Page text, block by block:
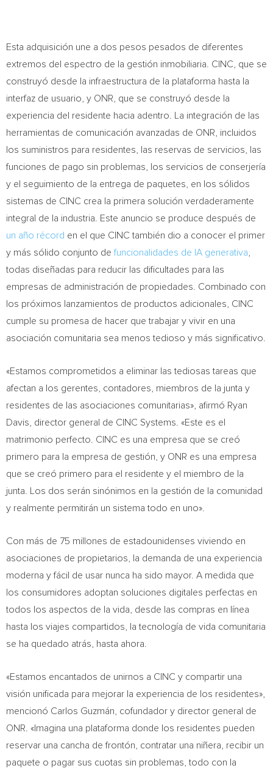
Esta adquisición une a dos pesos pesados de diferentes
extremos del espectro de la gestión inmobiliaria. CINC, que se
construyó desde la infraestructura de la plataforma hasta la
interfaz de usuario, y ONR, que se construyó desde la
experiencia del residente hacia adentro. La integración de las
herramientas de comunicación avanzadas de ONR, incluidos
los suministros para residentes, las reservas de servicios, las
funciones de pago sin problemas, los servicios de conserjería
y el seguimiento de la entrega de paquetes, en los sólidos
sistemas de CINC crea la primera solución verdaderamente
integral de la industria. Este anuncio se produce después de
un año récord en el que CINC también dio a conocer el primer
y más sólido conjunto defuncionalidades de IA generativa
todas diseñadas para reducir las dificultades para las
empresas de administración de propiedades. Combinado con
los próximos lanzamientos de productos adicionales, CINC
cumple su promesa de hacer que trabajar y vivir en una
asociación comunitaria sea menos tedioso y más significativo.
«Estamos comprometidos a eliminar las tediosas tareas que
afectan a los gerentes, contadores, miembros de la junta y
residentes de las asociaciones comunitarias», afirmó Ryan
Davis , director general de CINC Systems. «Este es el
matrimonio perfecto. CINC es una empresa que se creó
primero para la empresa de gestión, y ONR es una empresa
que se creó primero para el residente y el miembro de la
junta. Los dos serán sinónimos en la gestión de la comunidad
y realmente permitirán un sistema todo en uno».
Con más de 75 millones de estadounidenses viviendo en
asociaciones de propietarios, la demanda de una experiencia
moderna y fácil de usar nunca ha sido mayor. A medida que
los consumidores adoptan soluciones digitales perfectas en
todos los aspectos de la vida, desde las compras en línea
hasta los viajes compartidos, la tecnología de vida comunitaria
se ha quedado atrás, hasta ahora.
«Estamos encantados de unirnos a CINC y compartir una
visión unificada para mejorar la experiencia de los residentes»,
mencionó Carlos Guzmán, cofundador y director general de
ONR. «Imagina una plataforma donde los residentes pueden
reservar una cancha de frontón, contratar una niñera, recibir un
paquete o pagar sus cuotas sin problemas, todo con la